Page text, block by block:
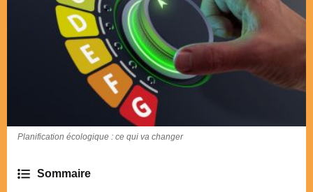
Planification écologique : ce qui va changer